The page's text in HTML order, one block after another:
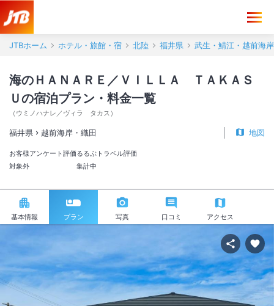
JTBホーム ホテル・旅館・宿 北陸 福井県 武生・鯖江・越前海岸
海のＨＡＮＡＲＥ／ＶＩＬＬＡ ＴＡＫＡＳ
Ｕの宿泊プラン・料金一覧
（ ウミノハナレ／ヴィラ タカス ）
福井県 越前海岸・織田 地図
お客様アンケート評価
対象外
るるぶトラベル評価
集計中
基本情報 プラン 写真 口コミ アクセス